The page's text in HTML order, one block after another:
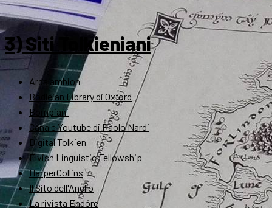
3) Siti Tolkieniani
Ardalambion
Bodleian Library di Oxford
Bompiani
Canale Youtube di Paolo Nardi
Digital Tolkien
Elvish Linguistic Fellowship
HarperCollins
Il Sito dell'Anello
La rivista Endóre